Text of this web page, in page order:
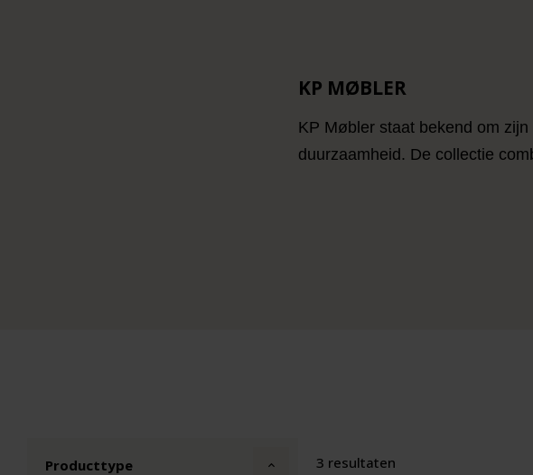
KP MØBLER
KP Møbler staat bekend om
duurzaamheid. De collectie
Producttype 3 resultaten